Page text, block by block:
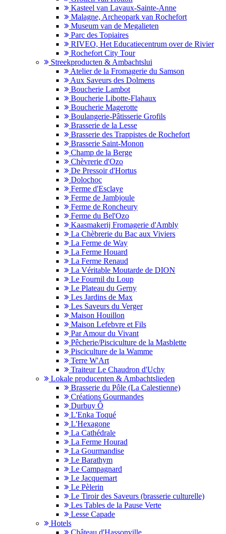
Kasteel van Lavaux-Sainte-Anne
Malagne, Archeopark van Rochefort
Museum van de Megalieten
Parc des Topiaires
RIVEO, Het Educatiecentrum over de Rivier
Rochefort City Tour
Streekproducten & Ambachtslui
Atelier de la Fromagerie du Samson
Aux Saveurs des Dolmens
Boucherie Lambot
Boucherie Libotte-Flahaux
Boucherie Magerotte
Boulangerie-Pâtisserie Grofils
Brasserie de la Lesse
Brasserie des Trappistes de Rochefort
Brasserie Saint-Monon
Champ de la Berge
Chèvrerie d'Ozo
De Pressoir d'Hortus
Dolochoc
Ferme d'Esclaye
Ferme de Jambjoule
Ferme de Roncheury
Ferme du Bel'Ozo
Kaasmakerij Fromagerie d'Ambly
La Chèbrerie du Bac aux Viviers
La Ferme de Way
La Ferme Houard
La Ferme Renaud
La Véritable Moutarde de DION
Le Fournil du Loup
Le Plateau du Gerny
Les Jardins de Max
Les Saveurs du Verger
Maison Houillon
Maison Lefebvre et Fils
Par Amour du Vivant
Pêcherie/Pisciculture de la Masblette
Pisciculture de la Wamme
Terre W'Art
Traiteur Le Chaudron d'Uchy
Lokale producenten & Ambachtslieden
Brasserie du Pôle (La Calestienne)
Créations Gourmandes
Durbuy Ô
L'Enka Toqué
L'Hexagone
La Cathédrale
La Ferme Hourad
La Gourmandise
Le Barathym
Le Campagnard
Le Jacquemart
Le Pèlerin
Le Tiroir des Saveurs (brasserie culturelle)
Les Tables de la Pause Verte
Lesse Capade
Hotels
Château d'Hassonville